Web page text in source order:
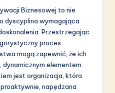
Biznesowej to nie
dyscyplina wymagająca
Przestrzegając
proces
mogą zapewnić, że ich
elementem
jest organizacja, która
napędzana